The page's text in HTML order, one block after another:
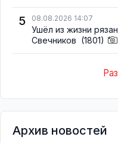
5 08.08.2026 14:07
Ушёл из жизни
Свечников (1801)
Архив новостей